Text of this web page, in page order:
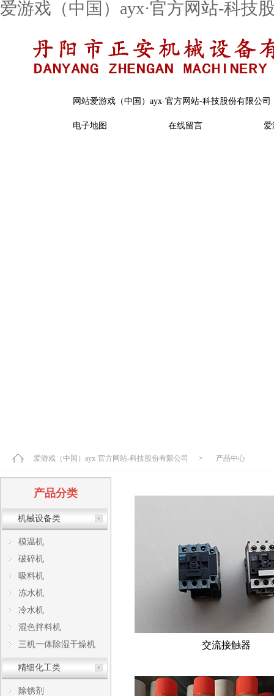
爱游戏（中国）ayx·官方网站-科技
网站爱游戏（中国）ayx·官方网站-科技股份有限公司
电子地图 在线留言 爱
爱游戏（中国）ayx·官方网站-科技股份有限公司 > 产品中心
产品分类
机械设备类
模温机
破碎机
吸料机
冻水机
冷水机
混色拌料机
三机一体除湿干燥机
精细化工类
除锈剂
交流接触器